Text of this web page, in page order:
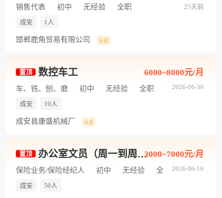
25天前
销售代表 初中 无经验 全职
成安 1人
邯郸鹿角贸易有限公司 认证
置顶 数控车工
2026-06-30
6000~8000元/月
车、铣、刨、磨 初中 无经验 全职
成安 10人
成安县康盛机械厂 认证
置顶 办公室文员（周一到周五，每天5个小时）
2026-06-16
3000~7000元/月
保险业务/保险经纪人 初中 无经验
全
职
成安 50人